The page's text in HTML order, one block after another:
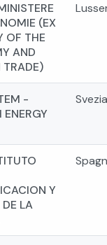
(EX
OF THE
AND
TRADE)
-
ENERGY
Svezia
Y
LA